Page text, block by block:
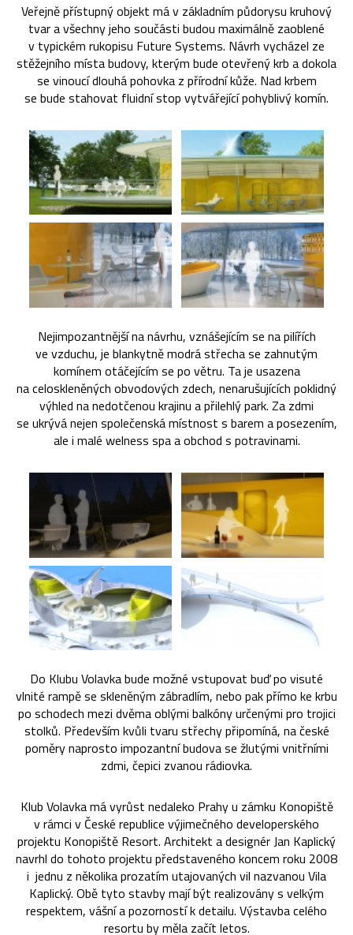
Veřejně přístupný objekt má v základním půdorysu kruhový
tvar a všechny jeho součásti budou maximálně zaoblené
v typickém rukopisu Future Systems. Návrh vycházel ze
stěžejního místa budovy, kterým bude otevřený krb a dokola
se vinoucí dlouhá pohovka z přírodní kůže. Nad krbem
se bude stahovat fluidní stop vytvářející pohyblivý komín.
Nejimpozantnější na návrhu, vznášejícím se na pilířích
ve vzduchu, je blankytně modrá střecha se zahnutým
komínem otáčejícím se po větru. Ta je usazena
na celoskleněných obvodových zdech, nenarušujících poklidný
výhled na nedotčenou krajinu a přilehlý park. Za zdmi
se ukrývá nejen společenská místnost s barem a posezením,
ale i malé welness spa a obchod s potravinami.
Do Klubu Volavka bude možné vstupovat buď po visuté
vlnité rampě se skleněným zábradlím, nebo pak přímo ke krbu
po schodech mezi dvěma oblými balkóny určenými pro trojici
stolků. Především kvůli tvaru střechy připomíná, na české
poměry naprosto impozantní budova se žlutými vnitřními
zdmi, čepici zvanou rádiovka.
Klub Volavka má vyrůst nedaleko Prahy u zámku Konopiště
v rámci v České republice výjimečného developerského
projektu Konopiště Resort. Architekt a designér Jan Kaplický
navrhl do tohoto projektu představeného koncem roku 2008
i jednu z několika prozatím utajovaných vil nazvanou Vila
Kaplický. Obě tyto stavby mají být realizovány s velkým
respektem, vášní a pozorností k detailu. Výstavba celého
resortu by měla začít letos.